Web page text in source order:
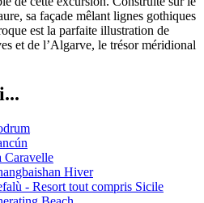
sa façade mêlant lignes gothiques
est la parfaite illustration de
et de l’Algarve, le trésor méridional
Caravelle
Hiver
- Resort tout compris Sicile